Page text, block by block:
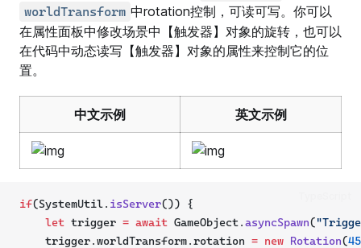
worldTransform 中rotation控制，可读可写。你可以
在属性面板中修改场景中【触发器】对象的旋转，也可以
在代码中动态读写【触发器】对象的属性来控制它的位
置。
中文示例 英文示例
if(SystemUtil. isServer()) {
let trigger = await GameObject.asyncSpawn(
    trigger.worldTransform.rotation
= new Rotation(45